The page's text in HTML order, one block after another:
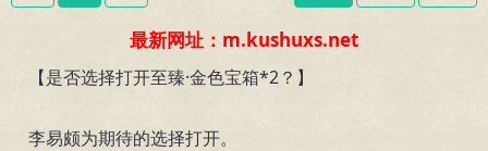
最新网址：m.kushuxs.net
【是否选择打开至臻·金色宝箱*2？】
李易颇为期待的选择打开。